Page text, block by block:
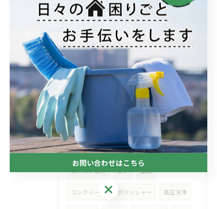
アーカイブ Archive
2026年 2025年
2024年 2023年
2022年 2021年
タグ Tags
エアコン取付 安い 土間
コンクリート ポリッシャー 高圧洗浄
お問い合わせはこちら
お問い合わせはこちら